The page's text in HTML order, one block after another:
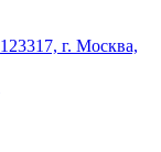
123317, г. Москва,